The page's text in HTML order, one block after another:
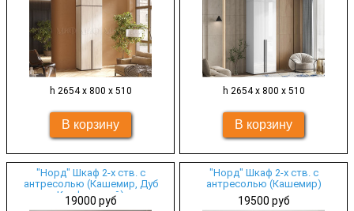
h 2654 х 800 х 510 h 2654 х 800 х 510
"Норд" Шкаф 2-х ств. с
антресолью (Кашемир, Дуб
Крафт серый)
19000 руб
"Норд" Шкаф 2-х ств. с
антресолью (Кашемир)
19500 руб